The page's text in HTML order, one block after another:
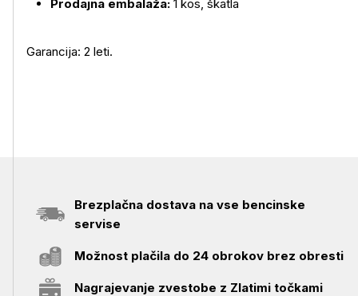
Prodajna embalaža: 1 kos, škatla
Garancija: 2 leti.
Brezplačna dostava na vse bencinske
servise
Možnost plačila do 24 obrokov brez obresti
Nagrajevanje zvestobe z Zlatimi točkami